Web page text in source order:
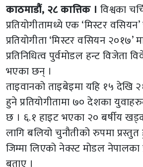
काठमाडौं, २८ कात्तिक । विश्वका
प्रतियोगीतामध्ये एक ‘मिस्टर
प्रतियोगीता ‘मिस्टर वसियन २०१७’
प्रतिनिधित्व पुर्वमोडल हन्ट विजेता
भएका छन् ।
ताइवानको ताइबेइमा यहि १५ देखि
हुने प्रतियोगीतामा ७० देशका
छ । ६.१ हाइट भएका २० बर्षीय
लागि बलियो चुनौतीको रुपमा
जिम्मा लिएको नेक्स्ट मोडल